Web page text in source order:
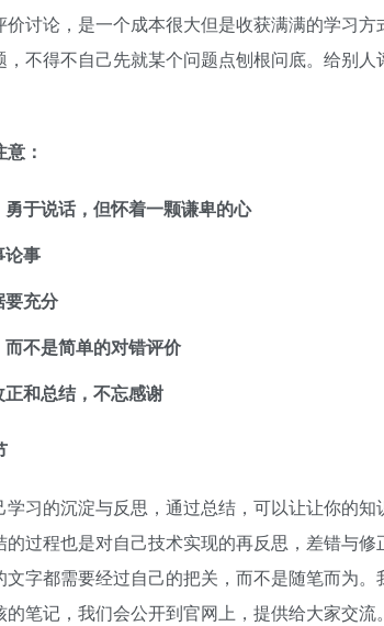
讨论，是一个成本很大但是收获满满的学习
，不得不自己先就某个问题点刨根问底。给别
：
于说话，但怀着一颗谦卑的心
论事
要充分
不是简单的对错评价
和总结，不忘感谢
习的沉淀与反思，通过总结，可以让让你的
过程也是对自己技术实现的再反思，差错与
字都需要经过自己的把关，而不是随笔而为
笔记，我们会公开到官网上，提供给大家交流。